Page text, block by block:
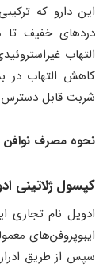
این دارو که
دردهای خفیف
التهاب
کاهش التهاب در
شربت قابل
نحوه مصرف نوافن
کپسول ژلاتینی
ادویل نام تجاری
سپس از طریق